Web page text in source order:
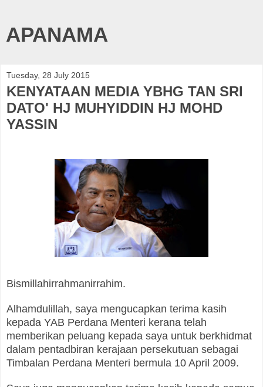
APANAMA
Tuesday, 28 July 2015
KENYATAAN MEDIA YBHG TAN SRI
DATO' HJ MUHYIDDIN HJ MOHD
YASSIN
Bismillahirrahmanirrahim.
Alhamdulillah, saya mengucapkan terima kasih
kepada YAB Perdana Menteri kerana telah
memberikan peluang kepada saya untuk berkhidmat
dalam pentadbiran kerajaan persekutuan sebagai
Timbalan Perdana Menteri bermula 10 April 2009.